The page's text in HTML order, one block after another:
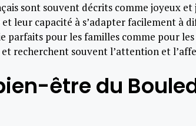
sont souvent décrits comme joyeux
leur capacité à s’adapter facilement à
parfaits pour les familles comme pour
recherchent souvent l’attention et
être du